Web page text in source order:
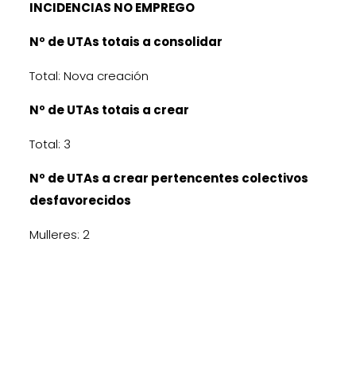
INCIDENCIAS NO EMPREGO
Nº de UTAs totais a consolidar
Total: Nova creación
Nº de UTAs totais a crear
Total: 3
Nº de UTAs a crear pertencentes colectivos
desfavorecidos
Mulleres: 2